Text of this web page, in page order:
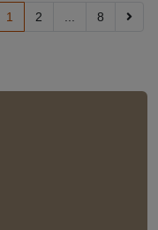
1 2 8